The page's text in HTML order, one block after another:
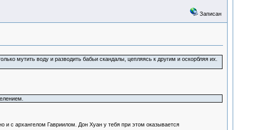
Записан
мутить воду и разводить бабьи скандалы, цепляясь к другим и оскорбляя их.
с архангелом Гавриилом. Дон Хуан у тебя при этом оказывается